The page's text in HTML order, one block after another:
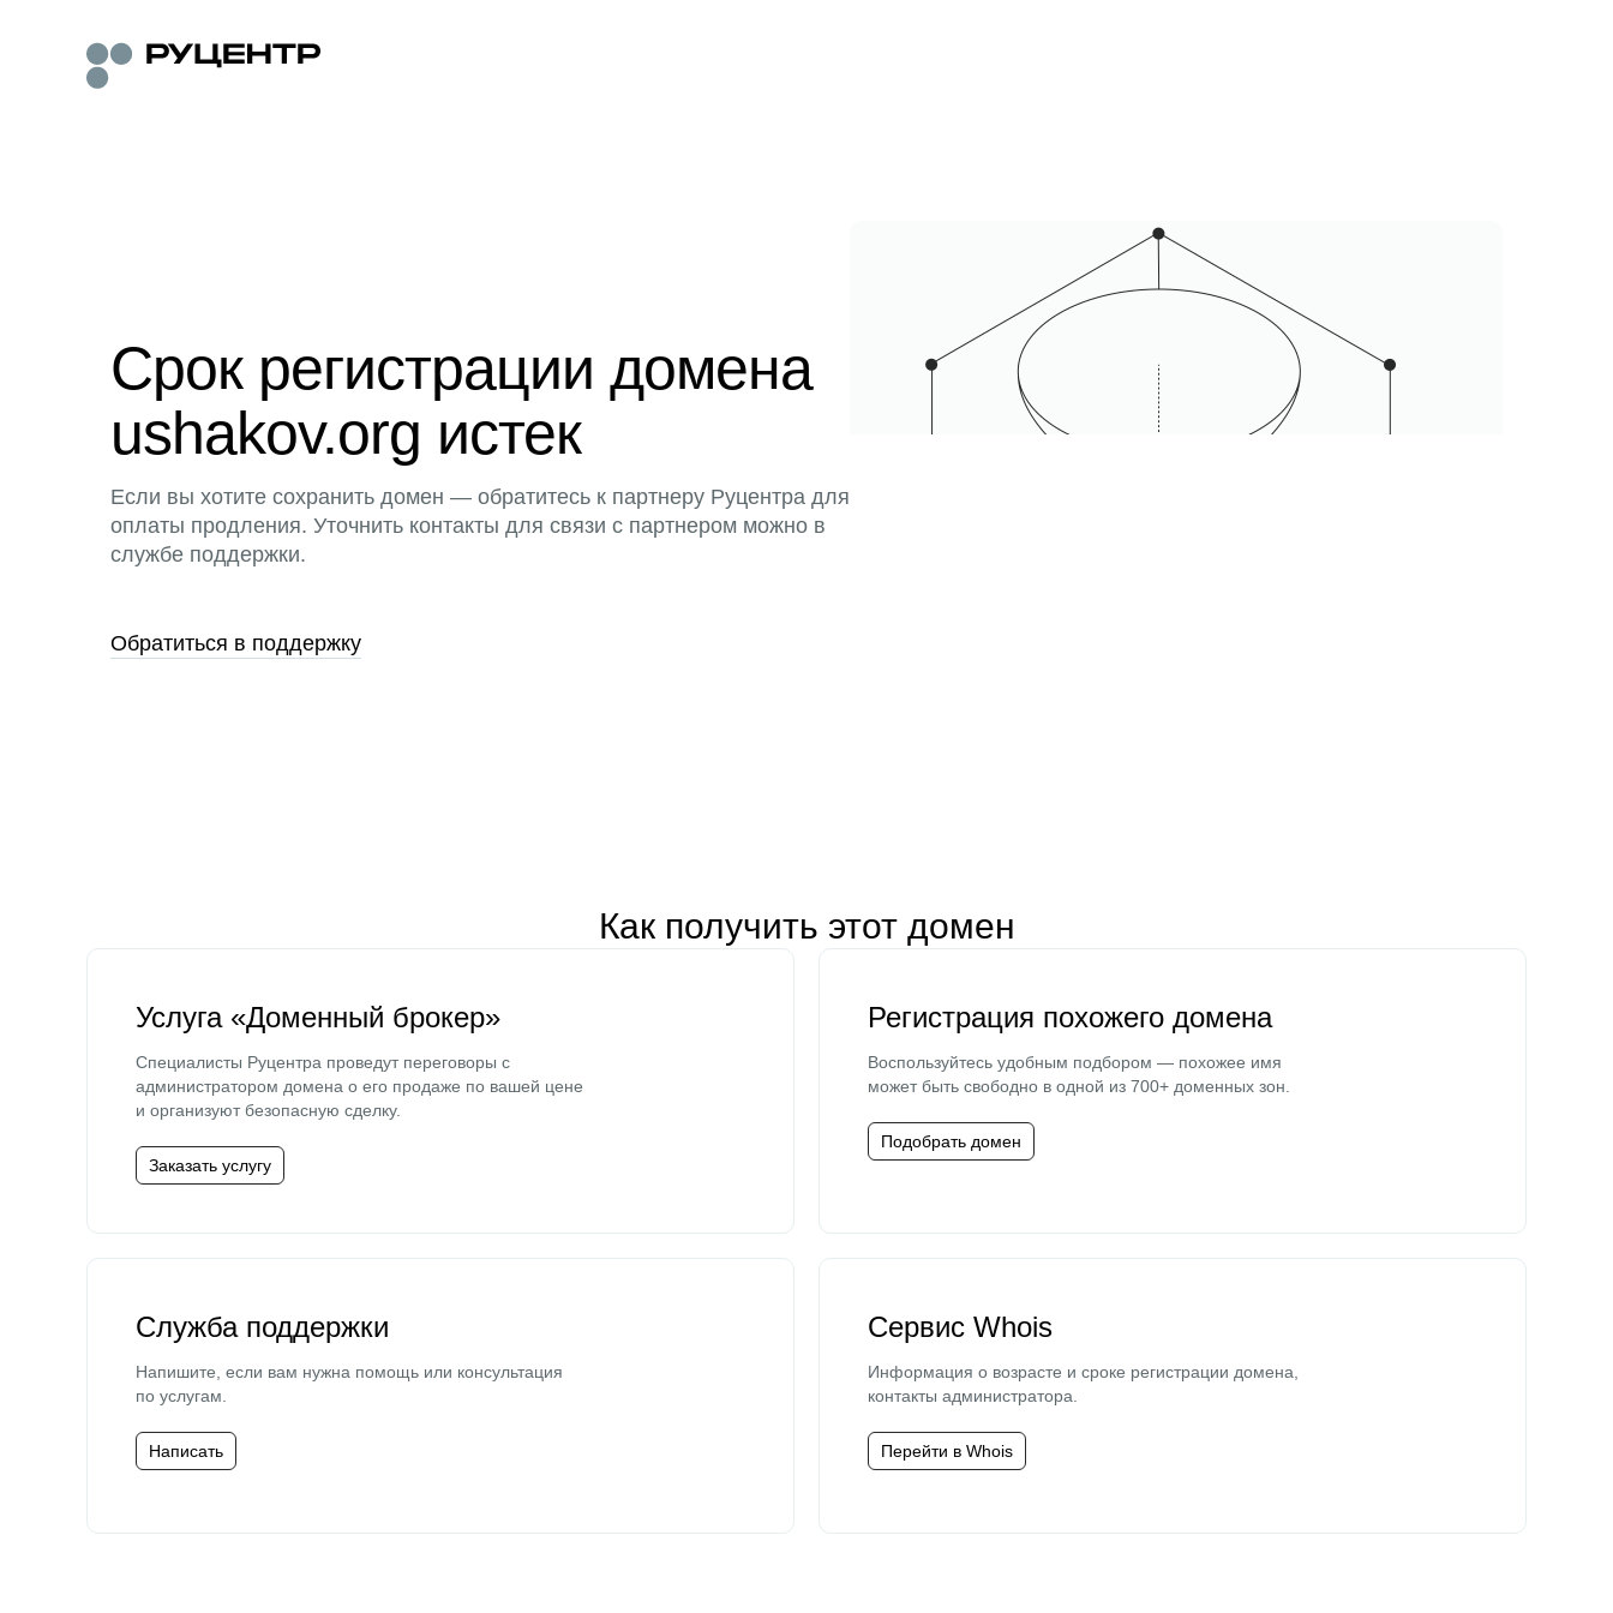
Срок регистрации домена
ushakov.org истек
Если вы хотите сохранить домен — обратитесь к партнеру Руцентра для
оплаты продления. Уточнить контакты для связи с партнером можно в
службе поддержки.
Обратиться в поддержку
Как получить этот домен
Услуга «Доменный брокер»
Специалисты Руцентра проведут переговоры с
администратором домена о его продаже по вашей цене
и организуют безопасную сделку.
Заказать услугу
Регистрация похожего домена
Воспользуйтесь удобным подбором — похожее имя
может быть свободно в одной из 700+ доменных зон.
Подобрать домен
Служба поддержки
Напишите, если вам нужна помощь или консультация
по услугам.
Написать
Сервис Whois
Информация о возрасте и сроке регистрации домена,
контакты администратора.
Перейти в Whois